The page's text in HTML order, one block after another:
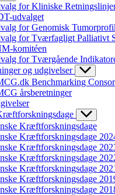
for Kliniske
udvalget
for Genomisk
for Tværfagligt Palliativt
komitéen
for Tværgående
og udgivelser
Benchmarking
årsberetninger
Kræftforskningsdage
Kræftforskningsdage
Kræftforskningsdage
Kræftforskningsdage
Kræftforskningsdage
Kræftforskningsdage
Kræftforskningsdage